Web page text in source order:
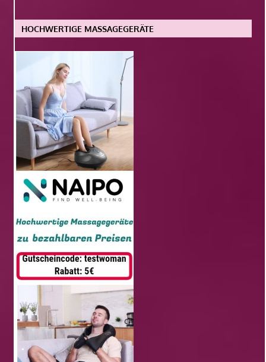
HOCHWERTIGE MASSAGEGERÄTE